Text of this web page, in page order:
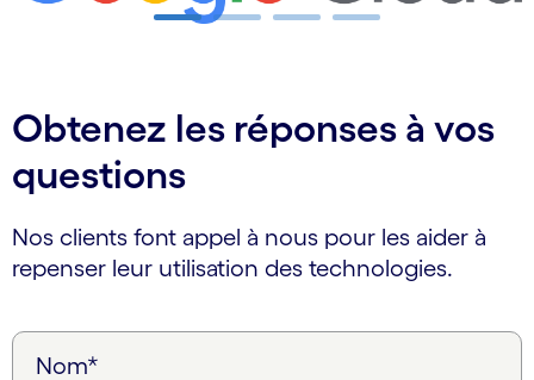
Obtenez les réponses à vos
questions
Nos clients font appel à nous pour les aider à
repenser leur utilisation des technologies.
Nom*